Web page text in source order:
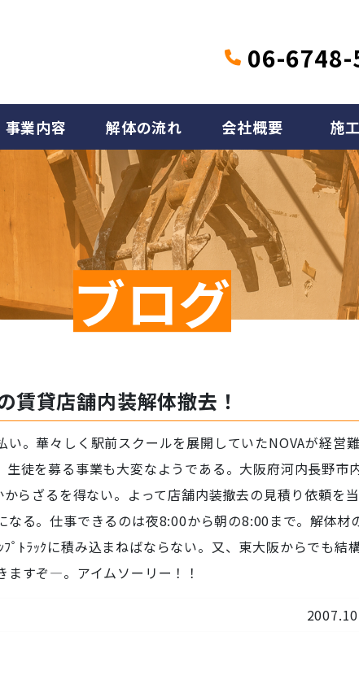
06-6748-
事業内容 解体の流れ 会社概要 施
ブログ
賃貸店舗内装解体撤去！
。華々しく駅前スクールを展開していたNOVAが経営
徒を募る事業も大変なようである。大阪府河内長野市
らざるを得ない。よって店舗内装撤去の見積り依頼を
る。仕事できるのは夜8:00から朝の8:00まで。解体材
ﾟﾄﾗｯｸに積み込まねばならない。又、東大阪からでも結
ますぞ―。アイムソーリー！！